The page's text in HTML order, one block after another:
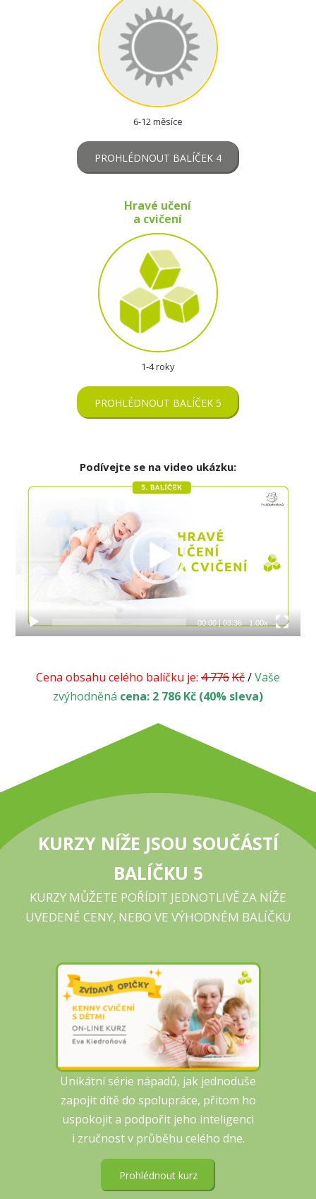
6-12 měsíce
PROHLÉDNOUT BALÍČEK 4
Hravé učení
a cvičení
1-4 roky
PROHLÉDNOUT BALÍČEK 5
Podívejte se na video ukázku:
Video
00:00| 03:36 1.00x
Cena obsahu celého balíčku je: 4 776Kč/Vaše
zvýhodněná cena: 2 786 Kč (40% sleva)
KURZY NÍŽE JSOU SOUČÁSTÍ
BALÍČKU 5
KURZY MŮŽETE POŘÍDIT JEDNOTLIVĚ ZA NÍŽE
UVEDENÉ CENY, NEBO VE VÝHODNÉM BALÍČKU
Unikátní série nápadů, jak jednoduše
zapojit dítě do spolupráce, přitom ho
uspokojit a podpořit jeho inteligenci
i zručnost v průběhu celého dne.
Prohlédnout kurz